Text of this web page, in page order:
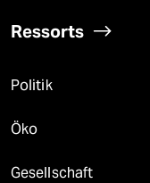
Ressorts
Politik
Öko
Gesellschaft